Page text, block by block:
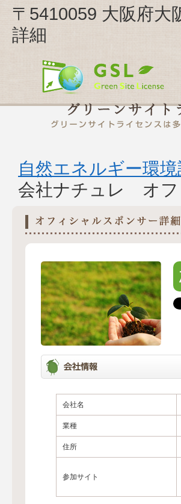
〒5410059 大阪府大
詳細
自然エネルギー環
会社ナチュレ オフ
会社名
業種
住所
参加サイト